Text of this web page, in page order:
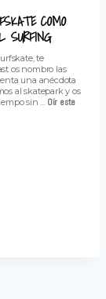
COMO
SURFING
te
os nombro las
una anécdota
al skatepark y os
sin ... Oír este